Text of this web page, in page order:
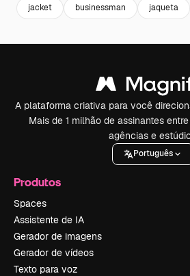
jacket businessman jaqueta
A plataforma criativa para você
Mais de 1 milhão de assinantes
agências e
Português
Produtos
Spaces
Assistente de IA
Gerador de imagens
Gerador de vídeos
Texto para voz